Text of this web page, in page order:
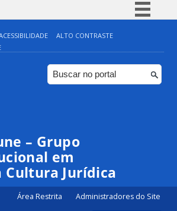
Simplifique!
Comunica BR
Participe
ALTO CONTRASTE
– Grupo
em
Cultura Jurídica
Área Restrita Administradores do Site